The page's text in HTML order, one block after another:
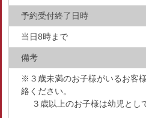
予約受付終了日時
当日8時まで
備考
※３歳未満のお子様がいるお客
絡ください。
３歳以上のお子様は幼児とし